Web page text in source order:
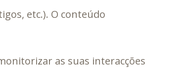
etc.). O conteúdo
as suas interacções